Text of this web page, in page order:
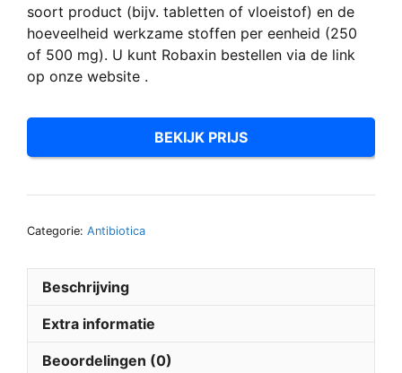
soort product (bijv. tabletten of vloeistof) en de
hoeveelheid werkzame stoffen per eenheid (250
of 500 mg). U kunt Robaxin bestellen via de link
op onze website .
BEKIJK PRIJS
Categorie: Antibiotica
Beschrijving
Extra informatie
Beoordelingen (0)